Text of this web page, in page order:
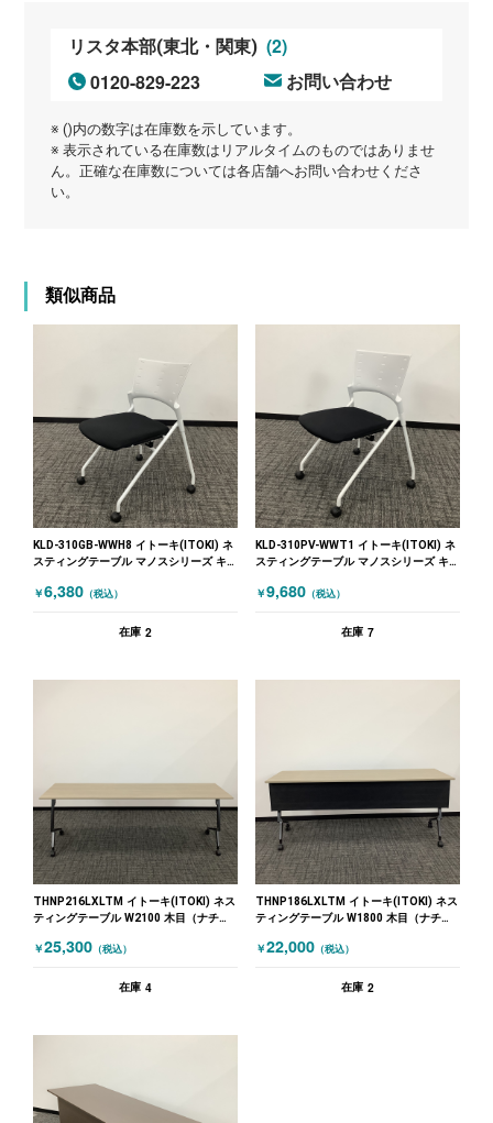
リスタ本部(東北・関東) (2)
0120-829-223
お問い合わせ
※ ()内の数字は在庫数を示しています。
※ 表示されている在庫数はリアルタイムのものではありませ
ん。正確な在庫数については各店舗へお問い合わせくださ
い。
類似商品
KLD-310GB-WWH8 イトーキ(ITOKI) ネ
スティングテーブル マノスシリーズ キ
￥6,380 （税込）
在庫 2
KLD-310PV-WWT1 イトーキ(ITOKI) ネ
スティングテーブル マノスシリーズ キ
￥9,680 （税込）
在庫 7
THNP216LXLTM イトーキ(ITOKI) ネス
ティングテーブル W2100 木目（ナチュ
￥25,300 （税込）
在庫 4
THNP186LXLTM イトーキ(ITOKI) ネス
ティングテーブル W1800 木目（ナチュ
￥22,000 （税込）
在庫 2